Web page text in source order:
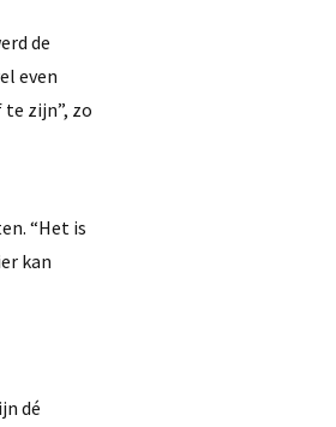
de
even
zijn”, zo
“Het is
kan
dé